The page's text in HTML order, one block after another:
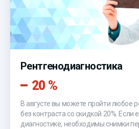
Рентгенодиагностика
20 %
В августе вы можете пройти любое
без контраста со скидкой 20%. Если
диагностике, необходимы снимки